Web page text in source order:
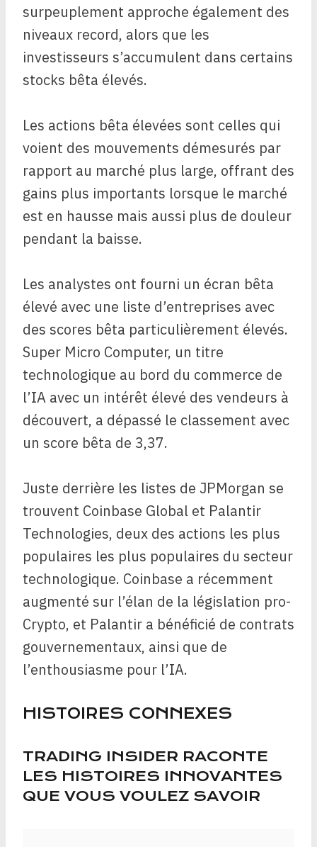
surpeuplement approche également des
niveaux record, alors que les
investisseurs s’accumulent dans certains
stocks bêta élevés.
Les actions bêta élevées sont celles qui
voient des mouvements démesurés par
rapport au marché plus large, offrant des
gains plus importants lorsque le marché
est en hausse mais aussi plus de douleur
pendant la baisse.
Les analystes ont fourni un écran bêta
élevé avec une liste d’entreprises avec
des scores bêta particulièrement élevés.
Super Micro Computer, un titre
technologique au bord du commerce de
l’IA avec un intérêt élevé des vendeurs à
découvert, a dépassé le classement avec
un score bêta de 3,37.
Juste derrière les listes de JPMorgan se
trouvent Coinbase Global et Palantir
Technologies, deux des actions les plus
populaires les plus populaires du secteur
technologique. Coinbase a récemment
augmenté sur l’élan de la législation pro-
Crypto, et Palantir a bénéficié de contrats
gouvernementaux, ainsi que de
l’enthousiasme pour l’IA.
HISTOIRES CONNEXES
TRADING INSIDER RACONTE
LES HISTOIRES INNOVANTES
QUE VOUS VOULEZ SAVOIR